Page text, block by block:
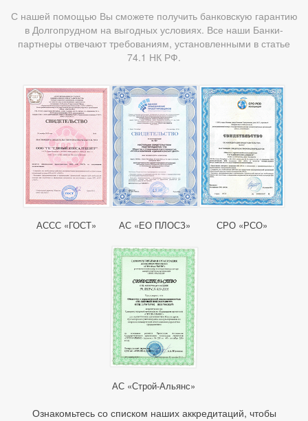
С нашей помощью Вы сможете получить банковскую гарантию
в Долгопрудном на выгодных условиях. Все наши Банки-
партнеры отвечают требованиям, установленными в статье
74.1 НК РФ.
АССС «ГОСТ» АС «ЕО ПЛОСЗ» СРО «РСО»
АС «Строй-Альянс»
Ознакомьтесь со списком наших аккредитаций, чтобы